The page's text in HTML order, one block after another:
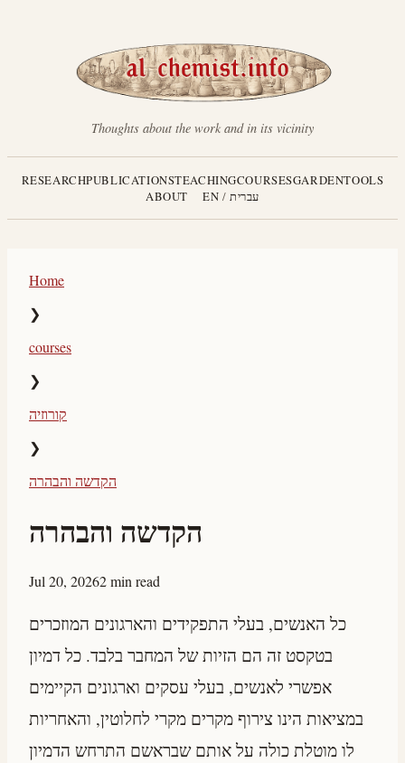
Thoughts about the work and in its vicinity
RESEARCHPUBLICATIONSTEACHINGCOURSESGARDENTOOLS
ABOUT
EN / עברית
Home
❯
courses
❯
קורוזיה
❯
הקדשה והבהרה
הקדשה והבהרה
Jul 20, 20262 min read
כל האנשים, בעלי התפקידים והארגונים המוזכרים
בטקסט זה הם הזיות של המחבר בלבד. כל דמיון
אפשרי לאנשים, בעלי עסקים וארגונים הקיימים
במציאות הינו צירוף מקרים מקרי לחלוטין, והאחריות
לו מוטלת כולה על אותם שבראשם התרחש הדמיון